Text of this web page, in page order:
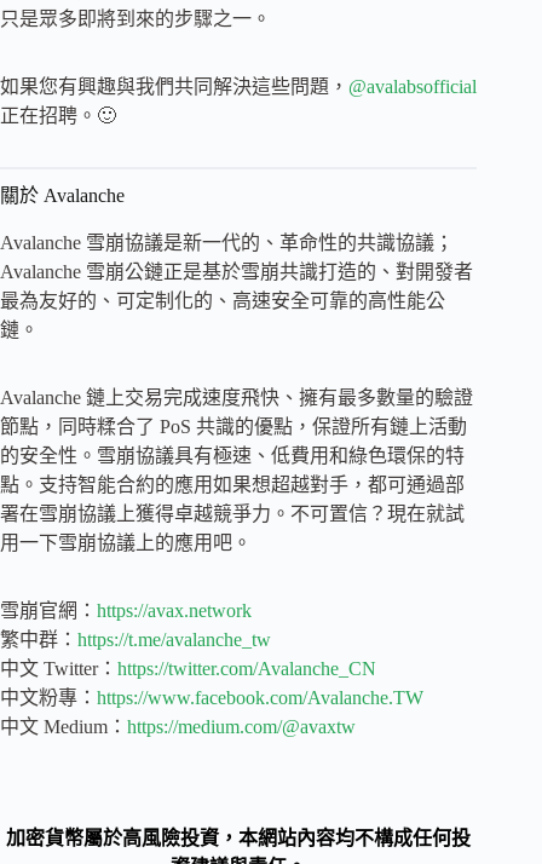
只是眾多即將到來的步驟之一。
如果您有興趣與我們共同解決這些問題， @avalabsofficial
正在招聘。🙂
關於 Avalanche
Avalanche 雪崩協議是新一代的、革命性的共識協議；
Avalanche 雪崩公鏈正是基於雪崩共識打造的、對開發者
最為友好的、可定制化的、高速安全可靠的高性能公
鏈。
Avalanche 鏈上交易完成速度飛快、擁有最多數量的驗證
節點，同時糅合了 PoS 共識的優點，保證所有鏈上活動
的安全性。雪崩協議具有極速、低費用和綠色環保的特
點。支持智能合約的應用如果想超越對手，都可通過部
署在雪崩協議上獲得卓越競爭力。不可置信？現在就試
用一下雪崩協議上的應用吧。
雪崩官網： https://avax.network
繁中群： https://t.me/avalanche_tw
中文 Twitter： https://twitter.com/Avalanche_CN
中文粉專： https://www.facebook.com/Avalanche.TW
中文 Medium： https://medium.com/@avaxtw
加密貨幣屬於高風險投資，本網站內容均不構成任何投